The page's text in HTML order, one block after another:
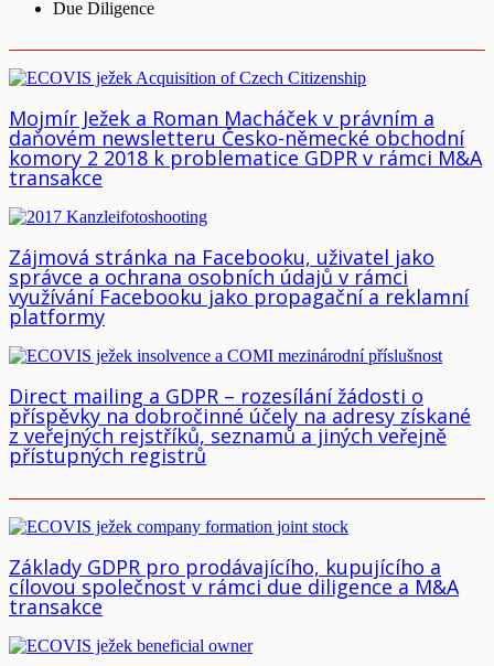
Due Diligence
Mojmír Ježek a Roman Macháček v právním a
daňovém newsletteru Česko-německé obchodní
komory 2 2018 k problematice GDPR v rámci M&A
transakce
Zájmová stránka na Facebooku, uživatel jako
správce a ochrana osobních údajů v rámci
využívání Facebooku jako propagační a reklamní
platformy
Direct mailing a GDPR – rozesílání žádosti o
příspěvky na dobročinné účely na adresy získané
z veřejných rejstříků, seznamů a jiných veřejně
přístupných registrů
Základy GDPR pro prodávajícího, kupujícího a
cílovou společnost v rámci due diligence a M&A
transakce